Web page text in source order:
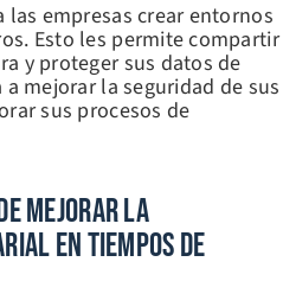
empresas crear entornos
Esto les permite compartir
y proteger sus datos de
mejorar la seguridad de sus
sus procesos de
Mejorar La
En Tiempos De